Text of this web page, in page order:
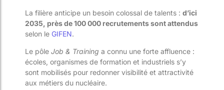
La filière anticipe un besoin colossal de talents : d’ici
2035, près de 100 000 recrutements sont attendus
selon le GIFEN.
Le pôle Job & Training a connu une forte affluence :
écoles, organismes de formation et industriels s’y
sont mobilisés pour redonner visibilité et attractivité
aux métiers du nucléaire.